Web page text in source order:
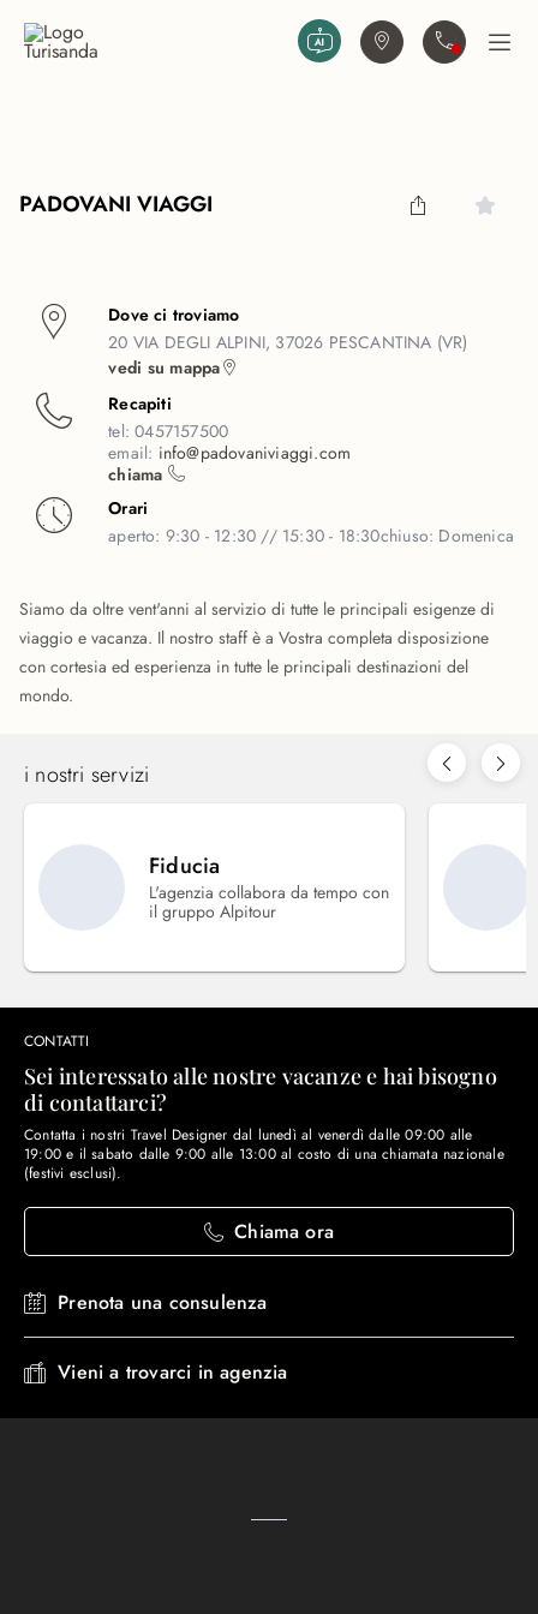
Trova agenziaContattaciApri
PADOVANI VIAGGI
Dove ci troviamo
20 VIA DEGLI ALPINI, 37026 PESCANTINA (VR)
vedi su mappa
Recapiti
tel:0457157500
email: info@padovaniviaggi.com
chiama
Orari
aperto: 9:30 - 12:30 // 15:30 - 18:30chiuso: Domenica
Siamo da oltre vent'anni al servizio di tutte le principali esigenze di
viaggio e vacanza. Il nostro staff è a Vostra completa disposizione
con cortesia ed esperienza in tutte le principali destinazioni del
mondo.
i nostri servizi
Fiducia
L'agenzia collabora da tempo con
il gruppo Alpitour
CONTATTI
Sei interessato alle nostre vacanze e hai bisogno
di contattarci?
Contatta i nostri Travel Designer dal lunedì al venerdì dalle 09:00 alle
19:00 e il sabato dalle 9:00 alle 13:00 al costo di una chiamata nazionale
(festivi esclusi).
Chiama ora
Prenota una consulenza
Vieni a trovarci in agenzia